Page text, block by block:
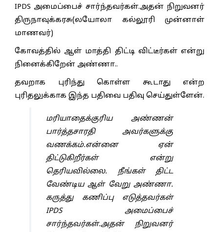
IPDS அமைப்பைச் சார்ந்தவர்கள்.அதன் நிறுவனர்
திருநாவுக்கரசு(லயோலா கல்லூரி முன்னாள்
மாணவர்)
கோவத்தில் ஆள் மாத்தி திட்டி விட்டீர்கள் என்று
நினைக்கிறேன் அண்ணா..
தவறாக புரிந்து கொள்ள கூடாது என்ற
புரிதலுக்காக இந்த பதிவை பதிவு செய்துள்ளேன்.
மரியாதைக்குரிய அண்ணன்
பார்த்தசாரதி அவர்களுக்கு
வணக்கம்.என்னை ஏன்
திட்டுகிறீர்கள் என்று
தெரியவில்லை. நீங்கள் திட்ட
வேண்டிய ஆள் வேறு அண்ணா.
கருத்து கணிப்பு எடுத்தவர்கள்
IPDS அமைப்பைச்
சார்ந்தவர்கள்.அதன் நிறுவனர்